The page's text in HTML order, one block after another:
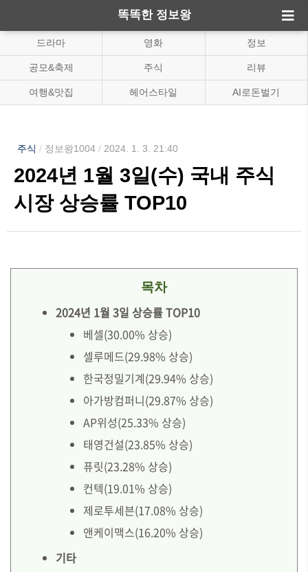
똑똑한 정보왕
드라마 영화 정보
공모&축제 주식 리뷰
여행&맛집 헤어스타일 AI로돈벌기
주식 / 정보왕1004 / 2024. 1. 3. 21:40
2024년 1월 3일(수) 국내 주식
시장 상승률 TOP10
목차
2024년 1월 3일 상승률 TOP10
베셀(30.00% 상승)
셀루메드(29.98% 상승)
한국정밀기계(29.94% 상승)
아가방컴퍼니(29.87% 상승)
AP위성(25.33% 상승)
태영건설(23.85% 상승)
퓨릿(23.28% 상승)
컨텍(19.01% 상승)
제로투세븐(17.08% 상승)
앤케이맥스(16.20% 상승)
기타